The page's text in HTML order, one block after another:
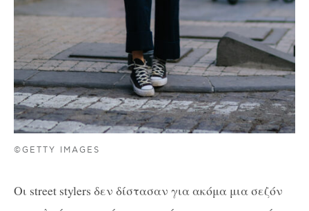
©GETTY IMAGES
Οι street stylers δεν δίστασαν για ακόμα μια σεζόν